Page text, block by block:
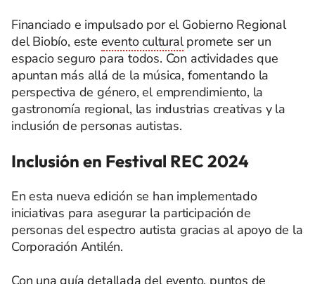
Financiado e impulsado por el Gobierno Regional
del Biobío, este evento culturalpromete ser un
espacio seguro para todos. Con actividades que
apuntan más allá de la música, fomentando la
perspectiva de género, el emprendimiento, la
gastronomía regional, las industrias creativas y la
inclusión de personas autistas.
Inclusión en Festival REC 2024
En esta nueva edición se han implementado
iniciativas para asegurar la participación de
personas del espectro autista gracias al apoyo de la
Corporación Antilén.
Con una guía detallada del evento, puntos de